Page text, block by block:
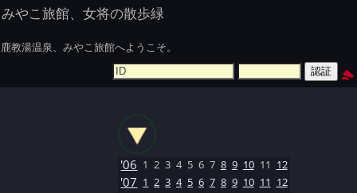
みやこ旅館、女将の散歩緑
鹿教湯温泉、みやこ旅館へようこそ。
'06 1 2 3 4 5 6 7 8 9 10 11 12
'07 1 2 3 4 5 6 7 8 9 10 11 12